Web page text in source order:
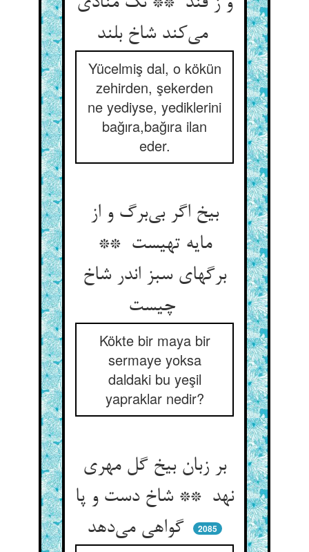
می‌کند شاخ بلند
Yücelmiş dal, o kökün
zehirden, şekerden
ne yediyse, yediklerini
bağıra,bağıra ilan
eder.
بیخ اگر بی‌برگ و از
مایه تهیست **
برگهای سبز اندر شاخ
Kökte bir maya bir
sermaye yoksa
daldaki bu yeşil
yapraklar nedir?
بر زبان بیخ گل مهری
نهد ** شاخ دست و پا
گواهی می‌دهد
2085